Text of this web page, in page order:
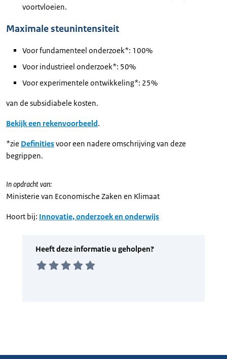
voortvloeien.
Maximale steunintensiteit
Voor fundamenteel onderzoek*: 100%
Voor industrieel onderzoek*: 50%
Voor experimentele ontwikkeling*: 25%
van de subsidiabele kosten.
Bekijk een rekenvoorbeeld.
*zie Definitiesvoor een nadere omschrijving van deze
begrippen.
In opdracht van:
Ministerie van Economische Zaken en Klimaat
Hoort bij: Innovatie, onderzoek en onderwijs